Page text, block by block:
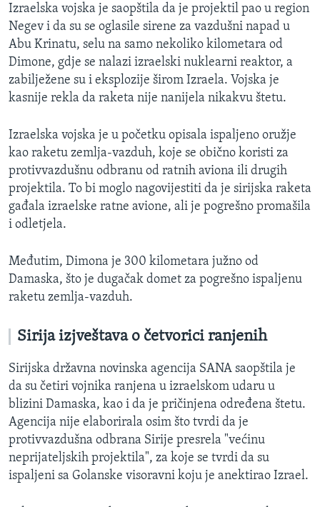
Izraelska vojska je saopštila da je projektil pao u region
Negev i da su se oglasile sirene za vazdušni napad u
Abu Krinatu, selu na samo nekoliko kilometara od
Dimone, gdje se nalazi izraelski nuklearni reaktor, a
zabilježene su i eksplozije širom Izraela. Vojska je
kasnije rekla da raketa nije nanijela nikakvu štetu.
Izraelska vojska je u početku opisala ispaljeno oružje
kao raketu zemlja-vazduh, koje se obično koristi za
protivvazdušnu odbranu od ratnih aviona ili drugih
projektila. To bi moglo nagovijestiti da je sirijska raketa
gađala izraelske ratne avione, ali je pogrešno promašila
i odletjela.
Međutim, Dimona je 300 kilometara južno od
Damaska, što je dugačak domet za pogrešno ispaljenu
raketu zemlja-vazduh.
Sirija izjveštava o četvorici ranjenih
Sirijska državna novinska agencija SANA saopštila je
da su četiri vojnika ranjena u izraelskom udaru u
blizini Damaska, kao i da je pričinjena određena štetu.
Agencija nije elaborirala osim što tvrdi da je
protivvazdušna odbrana Sirije presrela "većinu
neprijateljskih projektila", za koje se tvrdi da su
ispaljeni sa Golanske visoravni koju je anektirao Izrael.